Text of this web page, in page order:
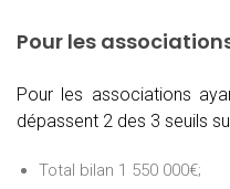
Pour les
Pour les associations
dépassent 2 des 3 seuils
Total bilan 1 550 000€;